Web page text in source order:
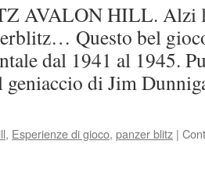
AVALON HILL. Alzi
Questo bel
dal 1941 al 1945.
geniaccio di Jim
, Esperienze di gioco, panzer blitz |